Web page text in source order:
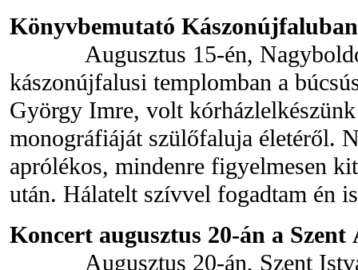
Könyvbemutató Kászonújfaluban
Augusztus 15-én,
kászonújfalusi templomban a
György Imre, volt
monográfiáját szülőfaluja életéről.
aprólékos, mindenre figyelmesen
után. Hálatelt szívvel fogadtam én
Koncert augusztus 20-án a
Augusztus 20-án, Szent